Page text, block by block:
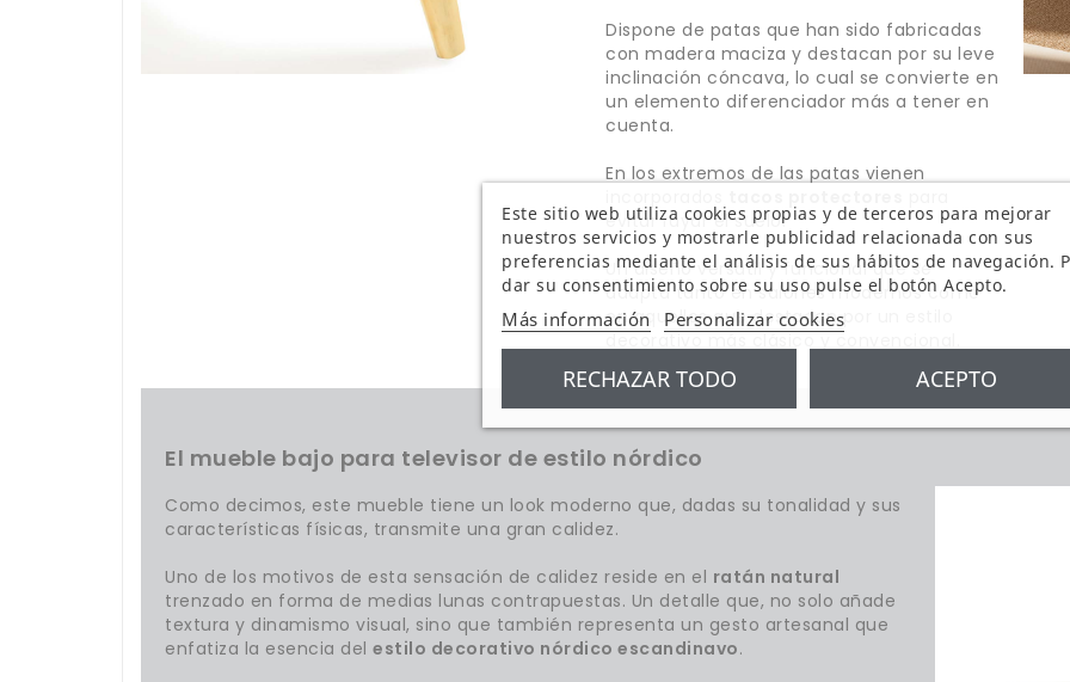
Dispone de patas que han sido fabricadas
con madera maciza y destacan por su leve
inclinación cóncava, lo cual se convierte en
un elemento diferenciador más a tener en
cuenta.
En los extremos de las patas vienen
evitar rayar el suelo.
Un diseño versátil y funcional que se
adapta tanto en salones modernos como
en aquellos que destacan por un estilo
decorativo más clásico y convencional.
El mueble bajo para televisor de estilo nórdico
Como decimos, este mueble tiene un look moderno que, dadas su tonalidad y sus
características físicas, transmite una gran calidez.
Uno de los motivos de esta sensación de calidez reside en el ratán natural
trenzado en forma de medias lunas contrapuestas. Un detalle que, no solo añade
textura y dinamismo visual, sino que también representa un gesto artesanal que
enfatiza la esencia del estilo decorativo nórdico escandinavo.
Este sitio web utiliza cookies propias y de terceros para mejorar
nuestros servicios y mostrarle publicidad relacionada con sus
preferencias mediante el análisis de sus hábitos de navegación.
dar su consentimiento sobre su uso pulse el botón Acepto.
Más información Personalizar cookies
RECHAZAR TODO ACEPTO